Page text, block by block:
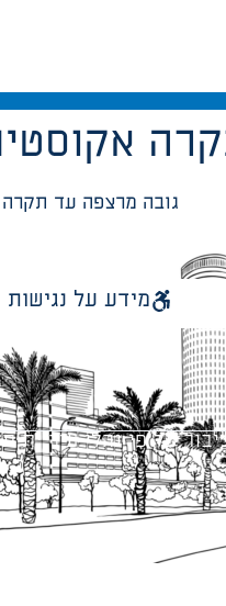
תקרה
2.80 גובה מרצפה עד
מידע על נגישות
על פי נהלי עיריית